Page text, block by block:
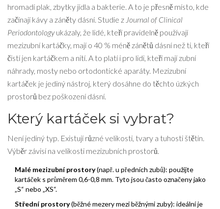
hromadí plak, zbytky jídla a bakterie. A to je přesně místo, kde
začínají kávy a záněty dásní. Studie z Journal of Clinical
Periodontologyukázaly, že lidé, kteří pravidelně používají
mezizubní kartáčky, mají o 40 % méně zánětů dásní než ti, kteří
čistí jen kartáčkem a nití. A to platí i pro lidi, kteří mají zubní
náhrady, mosty nebo ortodontické aparáty. Mezizubní
kartáček je jediný nástroj, který dosáhne do těchto úzkých
prostorů bez poškození dásní.
Který kartáček si vybrat?
Není jediný typ. Existují různé velikosti, tvary a tuhosti štětin.
Výběr závisí na velikosti mezizubních prostorů.
Malé mezizubní prostory(např. u předních zubů): použijte
kartáček s průměrem 0,6-0,8 mm. Tyto jsou často označeny jako
„S“ nebo „XS“.
Střední prostory(běžné mezery mezi běžnými zuby): ideální je